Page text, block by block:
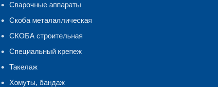
Сварочные аппараты
Скоба металаллическая
СКОБА строительная
Специальный крепеж
Такелаж
Хомуты, бандаж